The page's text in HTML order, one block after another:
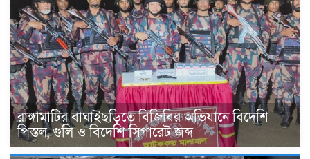
রাঙ্গামাটির বাঘাইছড়িতে বিজিবির অভিযানে বিদেশি
পিস্তল, গুলি ও বিদেশি সিগারেট জব্দ